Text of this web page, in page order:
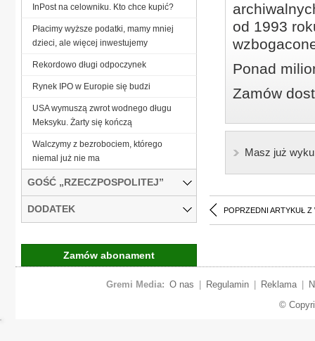
od 1993
Ponad
Zamów
Masz już
POPRZEDNI ARTYKUŁ Z
InPost na celowniku. Kto chce kupić?
Płacimy wyższe podatki, mamy mniej
dzieci, ale więcej inwestujemy
Rekordowo długi odpoczynek
Rynek IPO w Europie się budzi
USA wymuszą zwrot wodnego długu
Meksyku. Żarty się kończą
Walczymy z bezrobociem, którego
niemal już nie ma
GOŚĆ „RZECZPOSPOLITEJ”
DODATEK
Zamów abonament
Gremi Media: O nas Regulamin Reklama
©